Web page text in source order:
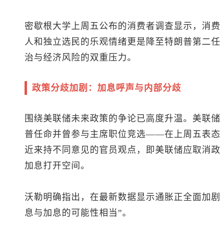
密歇根大学上周五公布的消费者调查显示，消
人和独立选民的乐观情绪更是降至特朗普第二
治与经济风险的双重压力。
政策分歧加剧：加息呼声与内部分歧
围绕美联储未来政策的争论已高度升温。美
普任命并曾参与主席职位竞选——在上周五表
近来持不同意见的官员观点，即美联储应取消
加息打开空间。
沃勒明确指出，在最新数据显示通胀正全面加
息与加息的可能性相当”。